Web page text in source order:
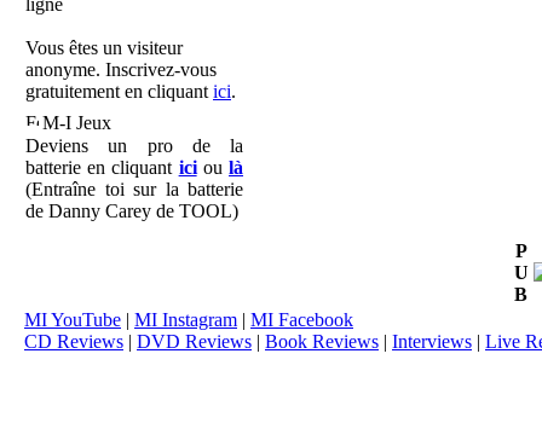
ligne
Vous êtes un visiteur
anonyme. Inscrivez-vous
gratuitement en cliquant ici.
M-I Jeux
Deviens un pro de la
batterie en cliquant icioulà
(Entraîne toi sur la batterie
de Danny Carey de TOOL)
P
U
B
MI YouTube | MI Instagram | MI Facebook
CD Reviews | DVD Reviews | Book Reviews | Interviews | Live